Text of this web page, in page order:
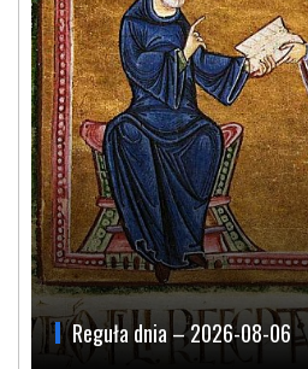
Reguła dnia – 2026-08-06